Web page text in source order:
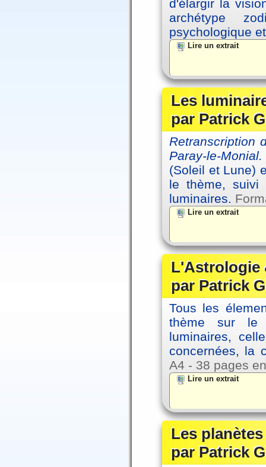
d'élargir la
archétype
psychologique
Lire un extrait
Les
par Patrick
Retranscription
Paray-le-Monial.
(Soleil et Lune)
le thème, suivi
luminaires.
Lire un extrait
L'Astrologie
par Patrick
Tous les
thème sur le
luminaires,
concernées, la
A4 - 38 pages
Lire un extrait
Les
par Patrick